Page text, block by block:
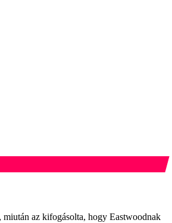
az kifogásolta, hogy Eastwoodnak